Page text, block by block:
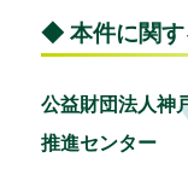
◆ 本件に関す
公益財団法人神
推進センター